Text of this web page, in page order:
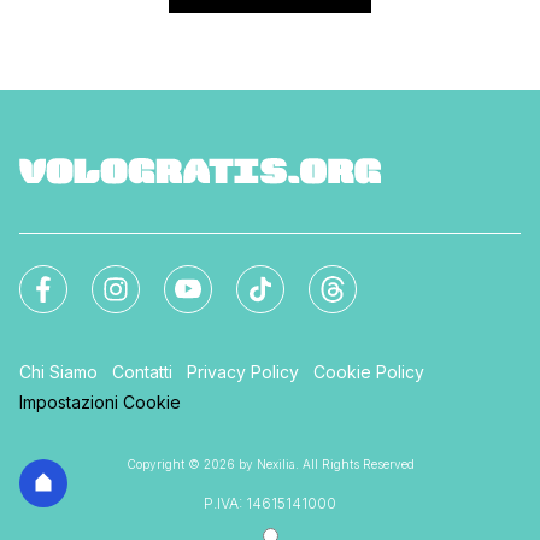
Chi Siamo Contatti Privacy Policy
Cookie Policy
Impostazioni Cookie
Copyright © 2026 by Nexilia. All Rights Reserved
P.IVA: 14615141000